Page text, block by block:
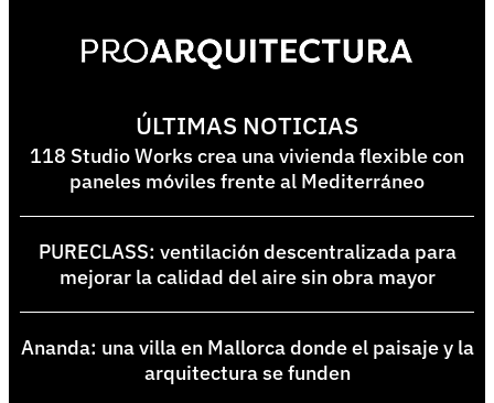
ÚLTIMAS NOTICIAS
118 Studio Works crea una vivienda flexible con
paneles móviles frente al Mediterráneo
PURECLASS: ventilación descentralizada para
mejorar la calidad del aire sin obra mayor
Ananda: una villa en Mallorca donde el paisaje y la
arquitectura se funden